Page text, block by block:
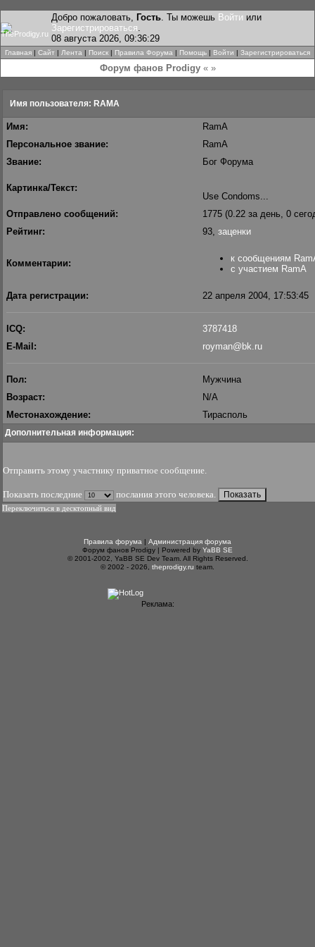
Добро пожаловать, Гость. Ты можешь Войти или
Зарегистрироваться.
08 августа 2026, 09:36:29
Главная | Сайт | Лента | Поиск | Правила Форума | Помощь | Войти | Зарегистрироваться
Форум фанов Prodigy« »
Имя пользователя: RAMA
Имя:
RamA
Персональное звание:
RamA
Звание:
Бог Форума
Картинка/Текст:
Use Condoms...
Отправлено сообщений:
1775 (0.22 за день, 0
Рейтинг:
93, заценки
Комментарии:
к сообщениям
с участием RamA
Дата регистрации: 22 апреля 2004, 17:53:45
ICQ:
3787418
E-Mail:
royman@bk.ru
Пол:
Мужчина
Возраст:
N/A
Местонахождение:
Тирасполь
Дополнительная информация:
Отправить этому участнику приватное сообщение.
Показать последние послания этого человека.
Переключиться в десктопный вид
Правила форума | Администрация форума
Форум фанов Prodigy | Powered by YaBB SE
© 2001-2002, YaBB SE Dev Team. All Rights Reserved.
© 2002 - 2026, theprodigy.ru team.
Реклама: